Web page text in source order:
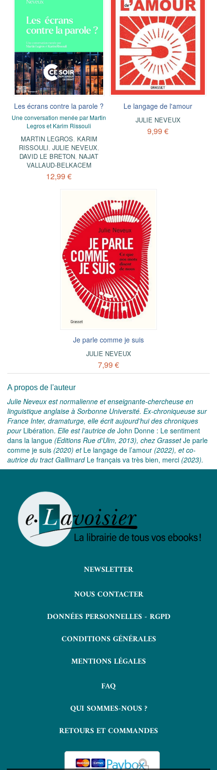
Les écrans contre la parole ?
Une conversation menée par Martin
Legros et Karim Rissouli
MARTIN LEGROS, KARIM
RISSOULI, JULIE NEVEUX,
DAVID LE BRETON, NAJAT
VALLAUD-BELKACEM
12,99 €
Le langage de l'amour
JULIE NEVEUX
9,99 €
Je parle comme je suis
JULIE NEVEUX
7,99 €
A propos de l'auteur
Julie Neveux est normalienne et enseignante-chercheuse en
linguistique anglaise à Sorbonne Université. Ex-chroniqueuse sur
France Inter, dramaturge, elle écrit aujourd’hui des chroniques
pour Libération. Elle est l’autrice de John Donne : Le sentiment
dans la langue (Editions Rue d'Ulm, 2013), chez GrassetJe parle
comme je suis (2020) et Le langage de l’amour (2022), et co-
autrice du tract GallimardLe français va très bien, merci (2023).
NEWSLETTER
NOUS CONTACTER
DONNÉES PERSONNELLES - RGPD
CONDITIONS GÉNÉRALES
MENTIONS LÉGALES
FAQ
QUI SOMMES-NOUS ?
RETOURS ET COMMANDES